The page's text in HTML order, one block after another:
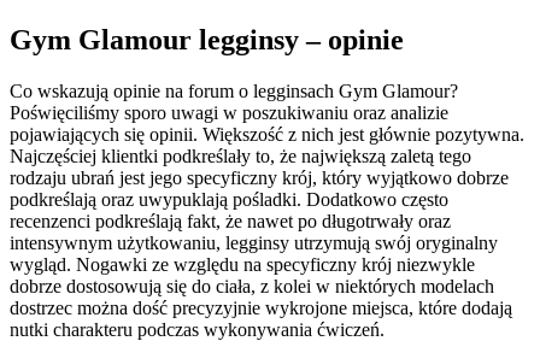
Gym Glamour legginsy – opinie
Co wskazują opinie na forum o legginsach Gym Glamour?
Poświęciliśmy sporo uwagi w poszukiwaniu oraz analizie
pojawiających się opinii. Większość z nich jest głównie pozytywna.
Najczęściej klientki podkreślały to, że największą zaletą tego
rodzaju ubrań jest jego specyficzny krój, który wyjątkowo dobrze
podkreślają oraz uwypuklają pośladki. Dodatkowo często
recenzenci podkreślają fakt, że nawet po długotrwały oraz
intensywnym użytkowaniu, legginsy utrzymują swój oryginalny
wygląd. Nogawki ze względu na specyficzny krój niezwykle
dobrze dostosowują się do ciała, z kolei w niektórych modelach
dostrzec można dość precyzyjnie wykrojone miejsca, które dodają
nutki charakteru podczas wykonywania ćwiczeń.